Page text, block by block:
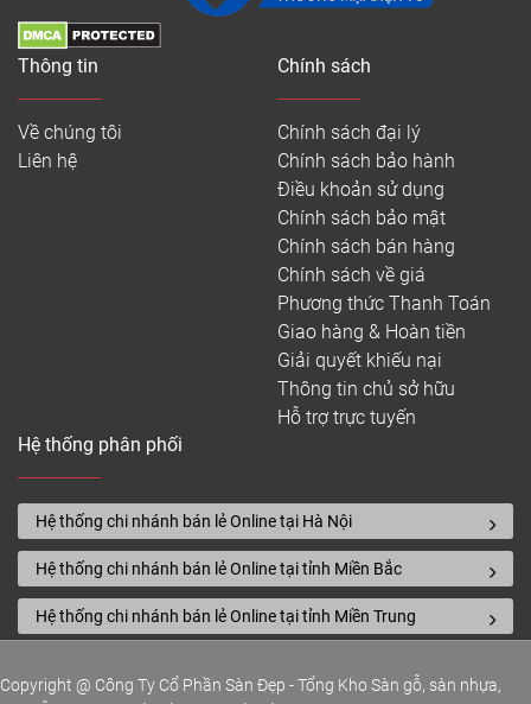
Thông tin
Về chúng tôi
Liên hệ
Chính sách
Chính sách đại lý
Chính sách bảo hành
Điều khoản sử dụng
Chính sách bảo mật
Chính sách bán hàng
Chính sách về giá
Phương thức Thanh Toán
Giao hàng & Hoàn tiền
Giải quyết khiếu nại
Thông tin chủ sở hữu
Hỗ trợ trực tuyến
Hệ thống phân phối
Hệ thống chi nhánh bán lẻ Online tại Hà Nội
Hệ thống chi nhánh bán lẻ Online tại tỉnh Miền Bắc
Hệ thống chi nhánh bán lẻ Online tại tỉnh Miền Trung
Copyright @ Công Ty Cổ Phần Sàn Đẹp - Tổng Kho Sàn gỗ, sàn nhựa,